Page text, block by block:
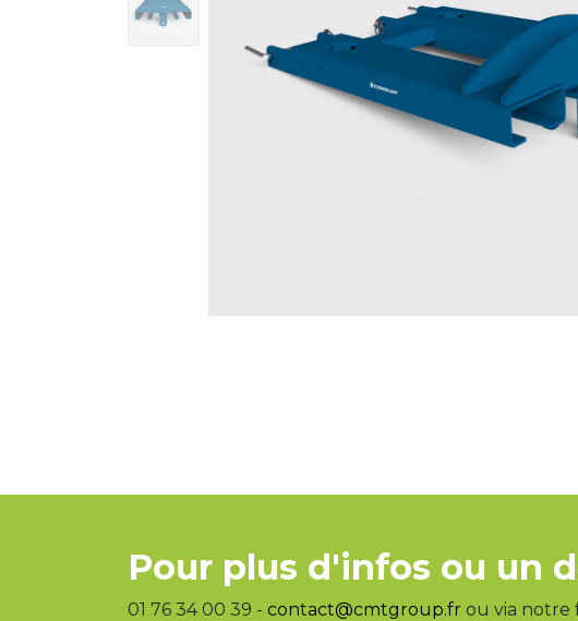
Pour plus d'infos ou un
01 76 34 00 39 - contact@cmtgroup.fr ou via notre